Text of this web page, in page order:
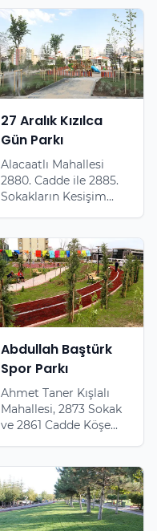
27 Aralık Kızılca
Gün Parkı
Alacaatlı Mahallesi
2880. Cadde ile 2885.
Sokakların Kesişim...
Abdullah Baştürk
Spor Parkı
Ahmet Taner Kışlalı
Mahallesi, 2873 Sokak
ve 2861 Cadde Köşe...